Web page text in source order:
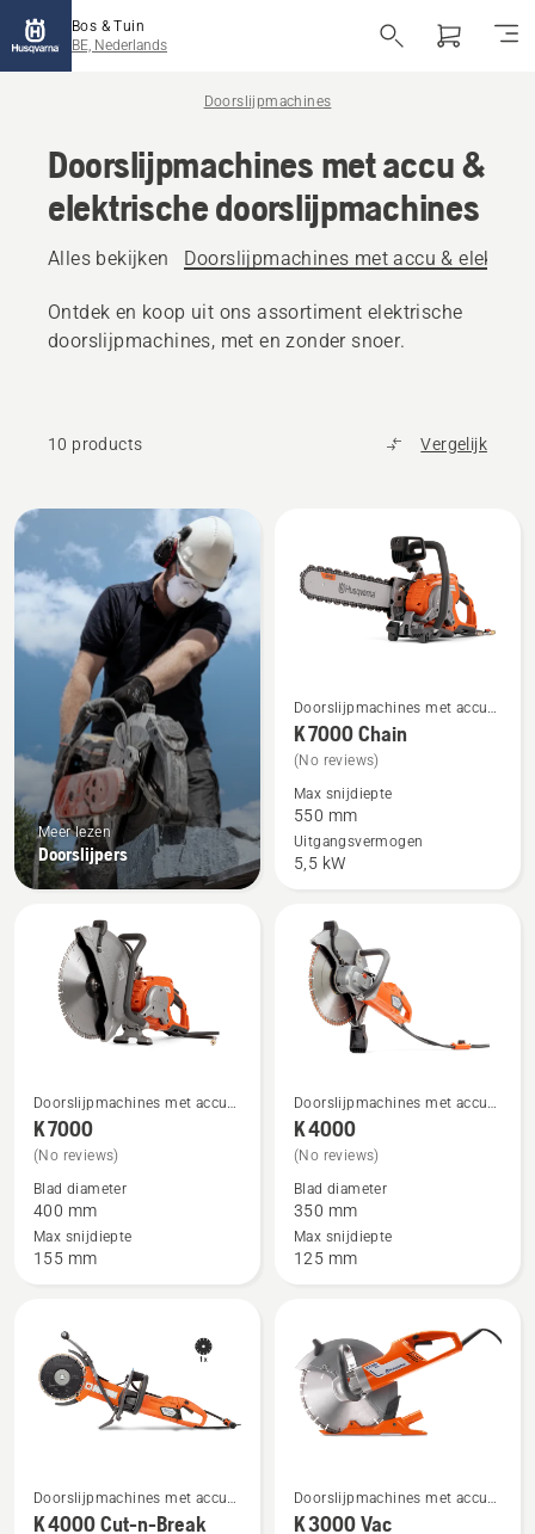
Bos & Tuin
BE, Nederlands
Doorslijpmachines
Doorslijpmachines met accu &
elektrische doorslijpmachines
Alles bekijken Doorslijpmachines met accu &
Ontdek en koop uit ons assortiment elektrische
doorslijpmachines, met en zonder snoer.
10 products Vergelijk
Alle
producten
Meer lezen
Doorslijpers
Bekijk
meer
details
over
K 7000
Chain
Doorslijpmachines met accu &
elektrische doorslijpmachines
K 7000 Chain
(No reviews)
Max snijdiepte
550 mm
Uitgangsvermogen
5,5 kW
Bekijk
meer
details
over
K 7000
Doorslijpmachines met accu &
elektrische doorslijpmachines
K 7000
(No reviews)
Blad diameter
400 mm
Max snijdiepte
155 mm
Bekijk
meer
details
over
K 4000
Doorslijpmachines met accu &
elektrische doorslijpmachines
K 4000
(No reviews)
Blad diameter
350 mm
Max snijdiepte
125 mm
Bekijk
Doorslijpmachines met accu &
elektrische doorslijpmachines
K 4000 Cut-n-Break
Bekijk
Doorslijpmachines met accu &
elektrische doorslijpmachines
K 3000 Vac